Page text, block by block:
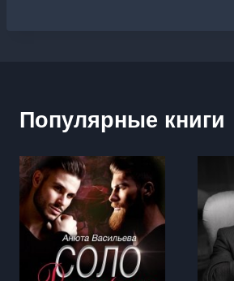
Популярные книги